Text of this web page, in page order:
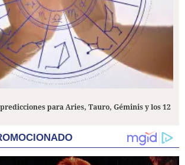
para Aries, Tauro, Géminis y los 12